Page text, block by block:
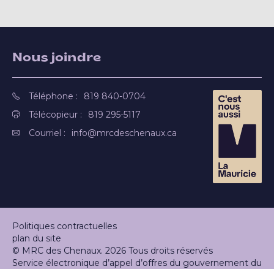
Nous joindre
Téléphone :
819 840-0704
Télécopieur :
819 295-5117
Courriel :
info@mrcdeschenaux.ca
Politiques contractuelles
plan du site
© MRC des Chenaux. 2026 Tous droits réservés
Service électronique d’appel d’offres du gouvernement du